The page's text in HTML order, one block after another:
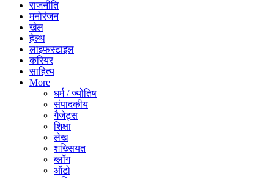
राजनीति
मनोरंजन
खेल
हेल्थ
लाइफस्टाइल
करियर
साहित्य
More
धर्म / ज्योतिष
संपादकीय
गैजेट्स
शिक्षा
लेख
शख्सियत
ब्लॉग
ऑटो